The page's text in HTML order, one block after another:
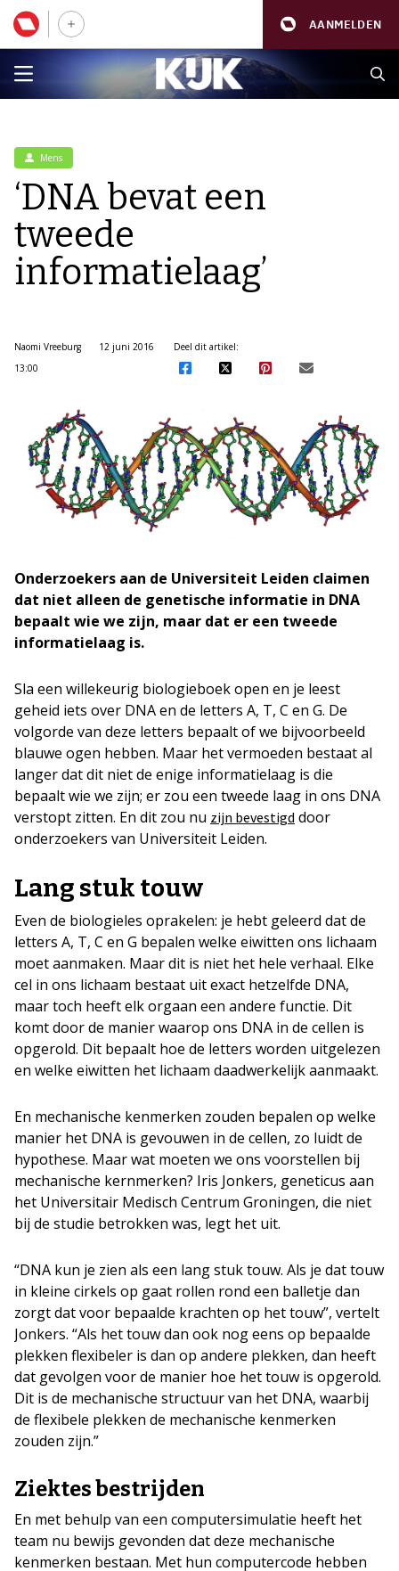
AANMELDEN
Mens
‘DNA bevat een
tweede
informatielaag’
Naomi Vreeburg
12 juni 2016
13:00
Deel dit artikel:
Onderzoekers aan de Universiteit Leiden claimen
dat niet alleen de genetische informatie in DNA
bepaalt wie we zijn, maar dat er een tweede
informatielaag is.
Sla een willekeurig biologieboek open en je leest
geheid iets over DNA en de letters A, T, C en G. De
volgorde van deze letters bepaalt of we bijvoorbeeld
blauwe ogen hebben. Maar het vermoeden bestaat al
langer dat dit niet de enige informatielaag is die
bepaalt wie we zijn; er zou een tweede laag in ons DNA
verstopt zitten. En dit zou nu zijn bevestigd door
onderzoekers van Universiteit Leiden.
Lang stuk touw
Even de biologieles oprakelen: je hebt geleerd dat de
letters A, T, C en G bepalen welke eiwitten ons lichaam
moet aanmaken. Maar dit is niet het hele verhaal. Elke
cel in ons lichaam bestaat uit exact hetzelfde DNA,
maar toch heeft elk orgaan een andere functie. Dit
komt door de manier waarop ons DNA in de cellen is
opgerold. Dit bepaalt hoe de letters worden uitgelezen
en welke eiwitten het lichaam daadwerkelijk aanmaakt.
En mechanische kenmerken zouden bepalen op welke
manier het DNA is gevouwen in de cellen, zo luidt de
hypothese. Maar wat moeten we ons voorstellen bij
mechanische kernmerken? Iris Jonkers, geneticus aan
het Universitair Medisch Centrum Groningen, die niet
bij de studie betrokken was, legt het uit.
“DNA kun je zien als een lang stuk touw. Als je dat touw
in kleine cirkels op gaat rollen rond een balletje dan
zorgt dat voor bepaalde krachten op het touw”, vertelt
Jonkers. “Als het touw dan ook nog eens op bepaalde
plekken flexibeler is dan op andere plekken, dan heeft
dat gevolgen voor de manier hoe het touw is opgerold.
Dit is de mechanische structuur van het DNA, waarbij
de flexibele plekken de mechanische kenmerken
zouden zijn.”
Ziektes bestrijden
En met behulp van een computersimulatie heeft het
team nu bewijs gevonden dat deze mechanische
kenmerken bestaan. Met hun computercode hebben